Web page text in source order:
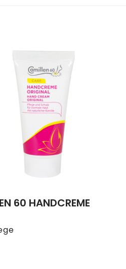
60 HANDCREME